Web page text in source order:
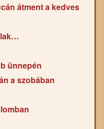
átment a kedves
ünnepén
a szobában